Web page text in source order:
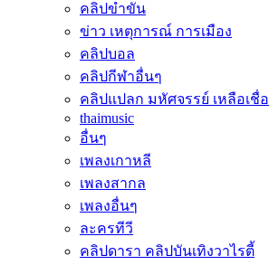
คลิปขำขัน
ข่าว เหตุการณ์ การเมือง
คลิปบอล
คลิปกีฬาอื่นๆ
คลิปแปลก มหัศจรรย์ เหลือเชื่อ
thaimusic
อื่นๆ
เพลงเกาหลี
เพลงสากล
เพลงอื่นๆ
ละครทีวี
คลิปดารา คลิปบันเทิงวาไรตี้